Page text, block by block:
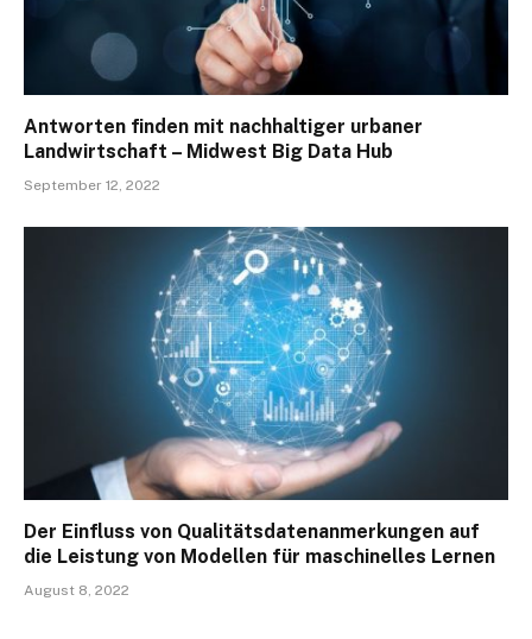
Antworten finden mit nachhaltiger urbaner
Landwirtschaft – Midwest Big Data Hub
September 12, 2022
Der Einfluss von Qualitätsdatenanmerkungen auf
die Leistung von Modellen für maschinelles Lernen
August 8, 2022